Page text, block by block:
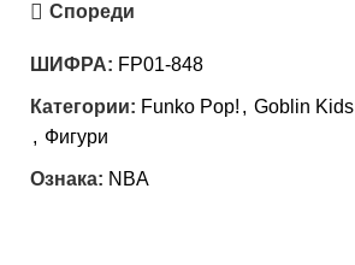
Спореди
ШИФРА: FP01-848
Категории: Funko Pop! , Goblin Kids
, Фигури
Ознака: NBA